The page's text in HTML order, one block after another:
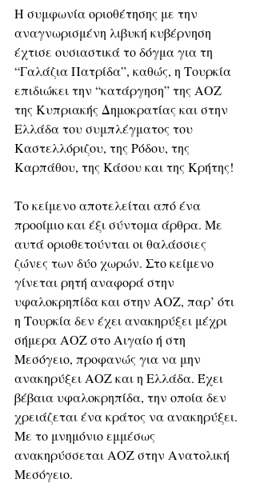
Η συμφωνία οριοθέτησης με την
αναγνωρισμένη λιβυκή κυβέρνηση
έχτισε ουσιαστικά το δόγμα για τη
“Γαλάζια Πατρίδα”, καθώς, η Τουρκία
επιδιώκει την “κατάργηση” της ΑΟΖ
της Κυπριακής Δημοκρατίας και στην
Ελλάδα του συμπλέγματος του
Καστελλόριζου, της Ρόδου, της
Καρπάθου, της Κάσου και της Κρήτης!
Το κείμενο αποτελείται από ένα
προοίμιο και έξι σύντομα άρθρα. Με
αυτά οριοθετούνται οι θαλάσσιες
ζώνες των δύο χωρών. Στο κείμενο
γίνεται ρητή αναφορά στην
υφαλοκρηπίδα και στην ΑΟΖ, παρ’ ότι
η Τουρκία δεν έχει ανακηρύξει μέχρι
σήμερα ΑΟΖ στο Αιγαίο ή στη
Μεσόγειο, προφανώς για να μην
ανακηρύξει ΑΟΖ και η Ελλάδα. Έχει
βέβαια υφαλοκρηπίδα, την οποία δεν
χρειάζεται ένα κράτος να ανακηρύξει.
Με το μνημόνιο εμμέσως
ανακηρύσσεται ΑΟΖ στην Ανατολική
Μεσόγειο.